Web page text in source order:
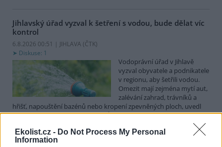
Ekolist.cz - Do Not Process My Personal
Information
Jihlavský úřad vyzval k šetření s vodou, bude dělat víc
kontrol
6.8.2026 00:51 | JIHLAVA (ČTK)
Diskuse: 1
Vodoprávní úřad v Jihlavě
vyzval obyvatele a podnikatele
v regionu, aby šetřili vodou.
Omezit mají zejména mytí aut,
zalévání zahrad, trávníků a
hřišť, napouštění bazénů nebo kropení zpevněných ploch, uvedl
mluvčí radnice Radovan Daněk. Úřad podle něj bude víc
kontrolovat povolené odběry. Výzva k šetření vodou platí pro
všechny obce spadající pod Jihlavu jako obec s rozšířenou
působností.